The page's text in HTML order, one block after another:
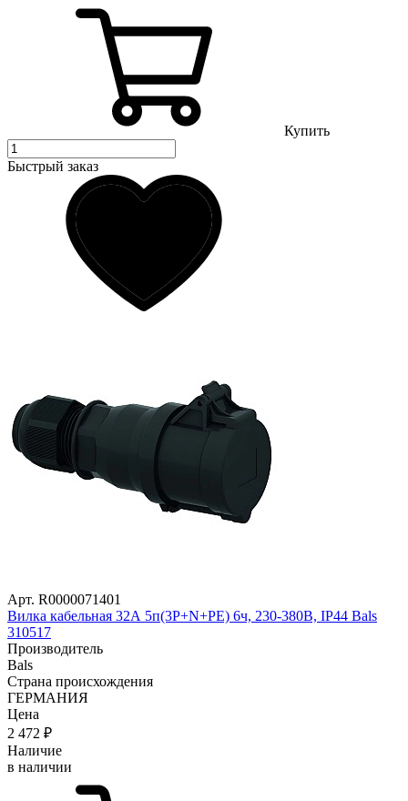
Купить
Быстрый заказ
Арт. R0000071401
Вилка кабельная 32А 5п(3Р+N+PE) 6ч, 230-380В, IP44 Bals
310517
Производитель
Bals
Страна происхождения
ГЕРМАНИЯ
Цена
2 472 ₽
Наличие
в наличии